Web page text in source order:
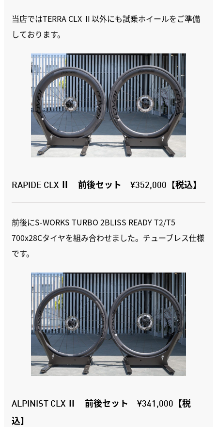
当店ではTERRA CLX Ⅱ以外にも試乗ホイールをご準備
しております。
RAPIDE CLX Ⅱ 前後セット ¥352,000【税込】
前後にS-WORKS TURBO 2BLISS READY T2/T5
700x28Cタイヤを組み合わせました。チューブレス仕様
です。
ALPINIST CLX Ⅱ 前後セット ¥341,000【税
込】